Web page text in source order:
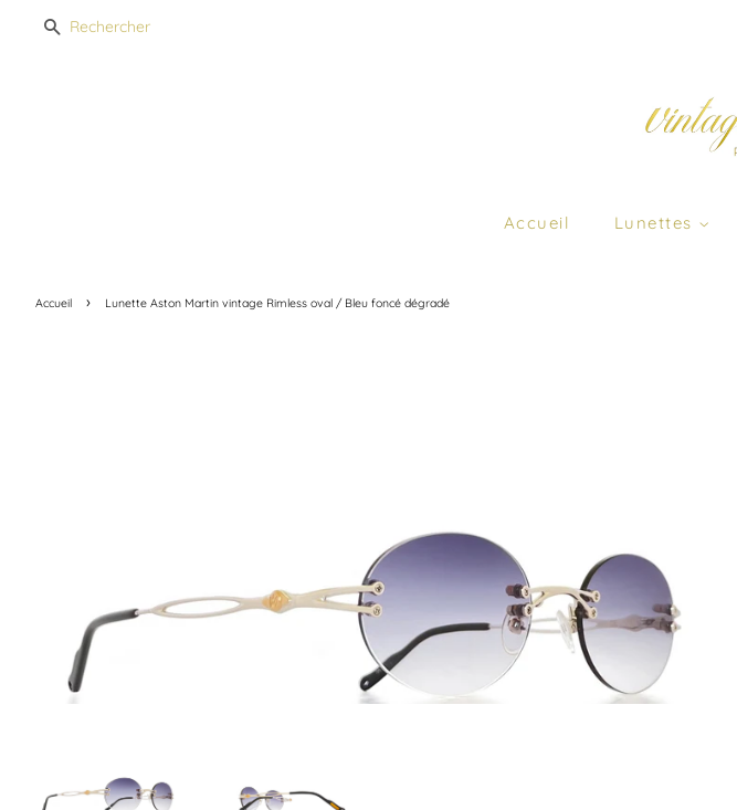
Recherche
Accueil Lunettes
Accueil › Lunette Aston Martin vintage Rimless oval / Bleu foncé dégradé